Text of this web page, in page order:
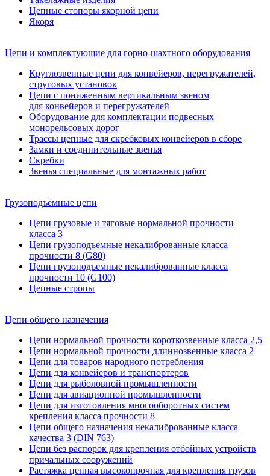
Цепные стопоры якорной цепи
Якоря
Цепи и комплектующие для горно-шахтного оборудования
Круглозвенные цепи для конвейеров, перегружателей,
струговых установок
Цепи с пониженным вертикальным звеном
для конвейеров и перегружателей
Оборудование для комплектации подвесных
монорельсовых дорог
Трассы цепные для скребковых конвейеров в сборе
Замки и соединительные звенья
Скребки
Звенья специальные для монтажных работ
Грузоподъёмные цепи
Цепи грузовые и тяговые нормальной прочности
класса 3
Цепи грузоподъемные некалиброванные класса
прочности 8 (G80)
Цепи грузоподъемные некалиброванные класса
прочности 10 (G100)
Цепные стропы
Цепи общего назначения
Цепи нормальной прочности короткозвенные класса 2,5
Цепи нормальной прочности длиннозвенные класса 2
Цепи для товаров народного потребления
Цепи для конвейеров и транспортеров
Цепи для рыболовной промышленности
Цепи для авиационной промышленности
Цепи для изготовления многооборотных систем
крепления класса прочности 8
Цепи общего назначения некалиброванные класса
качества 3 (DIN 763)
Цепи без распорок для крепления отбойных устройств
причальных сооружений
Растяжка цепная высокопрочная для крепления грузов